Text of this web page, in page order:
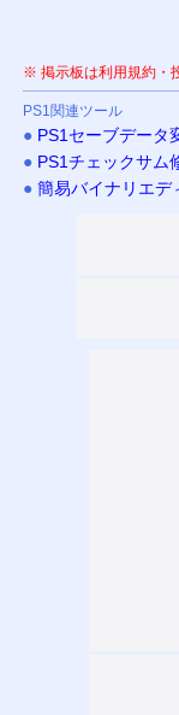
※ 掲示板は利用規約・
PS1関連ツール
● PS1セーブデータ
● PS1チェックサム
● 簡易バイナリエデ